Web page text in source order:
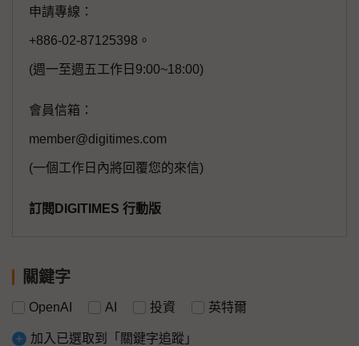
申請專線：
+886-02-87125398。
(週一至週五工作日9:00~18:00)
會員信箱：
member@digitimes.com
(一個工作日內將回覆您的來信)
訂閱DIGITIMES 行動版
關鍵字
OpenAI AI 投資 英特爾
加入已選取到「關鍵字追蹤」